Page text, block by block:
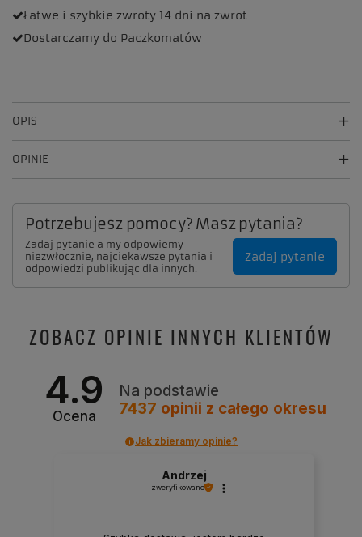
Łatwe i szybkie zwroty 14 dni na zwrot
Dostarczamy do Paczkomatów
OPIS
OPINIE
Potrzebujesz pomocy? Masz pytania?
Zadaj pytanie a my odpowiemy
niezwłocznie, najciekawsze pytania i
odpowiedzi publikując dla innych.
Zadaj pytanie
ZOBACZ OPINIE INNYCH KLIENTÓW
4.9
Ocena
Na podstawie
7437 opinii z całego okresu
Jak zbieramy opinie?
Andrzej
zweryfikowano